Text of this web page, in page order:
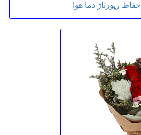
حفاظ رپورتاژ دما هوا